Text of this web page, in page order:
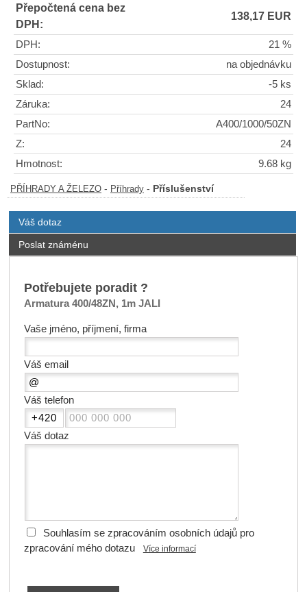
Přepočtená cena bez
DPH:
138,17 EUR
DPH:
21 %
Dostupnost:
na objednávku
Sklad:
-5 ks
Záruka:
24
PartNo:
A400/1000/50ZN
Z:
24
Hmotnost:
9.68 kg
PŘÍHRADY A ŽELEZO - Příhrady - Příslušenství
Váš dotaz
Poslat známénu
Potřebujete poradit ?
Armatura 400/48ZN, 1m JALI
Vaše jméno, příjmení, firma
Váš email
Váš telefon
Váš dotaz
Souhlasím se zpracováním osobních údajů pro
zpracování mého dotazu
Více informací